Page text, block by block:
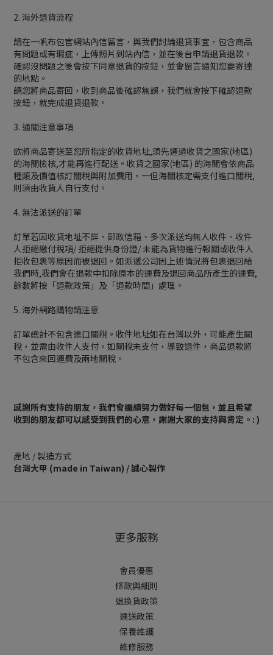
2. 海外退貨流程
請在一帆布包官網站內信留言，與我們討論退貨事宜，包含商品
有問題或有瑕疵，上傳照片到站內信，並在後台申請退貨退款。
確認沒問題之後會按下同意退貨的按鈕，並會留言通知您要寄達
的地點。
請您將商品寄回，收到商品後確認無誤，我們就會按下確認退款
按鈕，就完成退貨退款。
3. 通關注意事項
欲將商品寄送至您所指定的收貨地址,須先通過收貨之國家(地區)
的海關檢核,才能再進行配送。收貨之國家(地區) 的海關會依商品
種類及價值核訂關稅與附加費用，一但海關核定需支付進口關稅,
則須由收貨人自行支付。
4. 無法派送的訂單
訂單若因收貨地址不詳、郵政信箱、多次派送均無人收件、收件
人拒絕繳付稅項/ 拒絕提供身份證/ 未能為貨物進行報關或收件人
拒收包裹等原因而被退回。如派遞公司因上述情況將包裹退回給
我們時,我們會在退款中扣除原本的運費及退回商品所產生的運費,
餘數將按「退款政策」及「退款時間」處理。
5. 海外網路購物請注意
訂單總計不包含進口關稅。收件地址如在台灣以外，可能產生關
稅，並需由收件人支付。如關稅未支付，導致退件，商品退款將
不包含來回運費及兩地關稅。
感謝所有支持的朋友，我們會繼續努力做好每一個包，並且希望
收到的朋友都可以感受到我們的心意，謝謝大家的支持與肯定。: )
產地 / 製造方式
台灣大甲 (made in Taiwan) / 誠心製作
更多服務
會員優惠
條款與細則
退換貨政策
運送政策
保養維護
維修服務